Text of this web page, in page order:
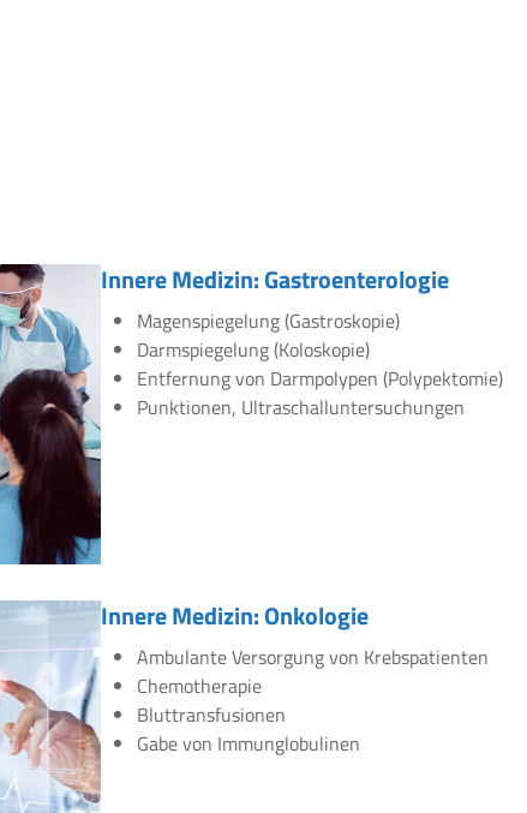
Innere Medizin: Gastroenterologie
Magenspiegelung (Gastroskopie)
Darmspiegelung (Koloskopie)
Entfernung von Darmpolypen (Polypektomie)
Punktionen, Ultraschalluntersuchungen
Innere Medizin: Onkologie
Ambulante Versorgung von Krebspatienten
Chemotherapie
Bluttransfusionen
Gabe von Immunglobulinen